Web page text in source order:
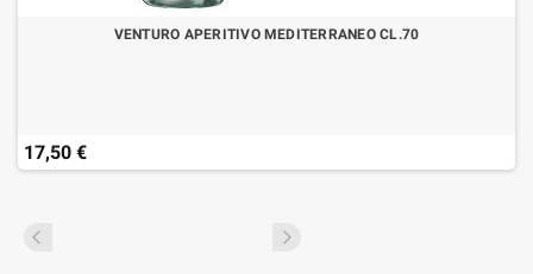
VENTURO APERITIVO MEDITERRANEO CL.70
17,50 €